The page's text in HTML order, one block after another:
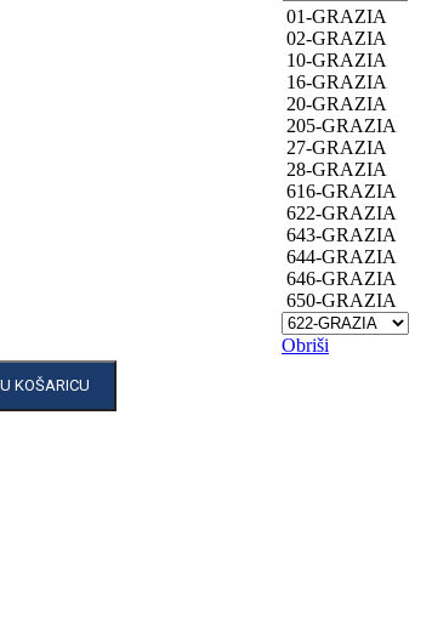
01-GRAZIA
02-GRAZIA
10-GRAZIA
16-GRAZIA
20-GRAZIA
205-GRAZIA
27-GRAZIA
28-GRAZIA
616-GRAZIA
622-GRAZIA
643-GRAZIA
644-GRAZIA
646-GRAZIA
650-GRAZIA
Obriši
KOŠARICU